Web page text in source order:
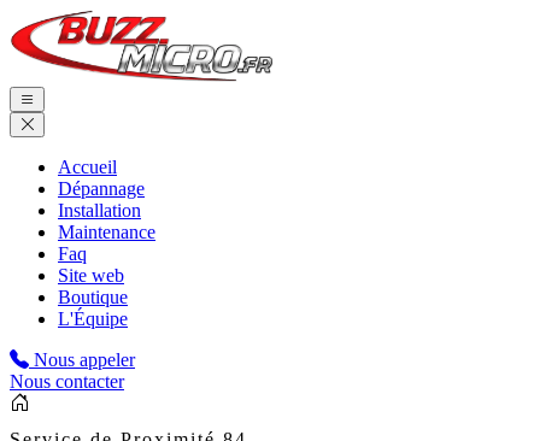
Accueil
Dépannage
Installation
Maintenance
Faq
Site web
Boutique
L'Équipe
Nous appeler
Nous contacter